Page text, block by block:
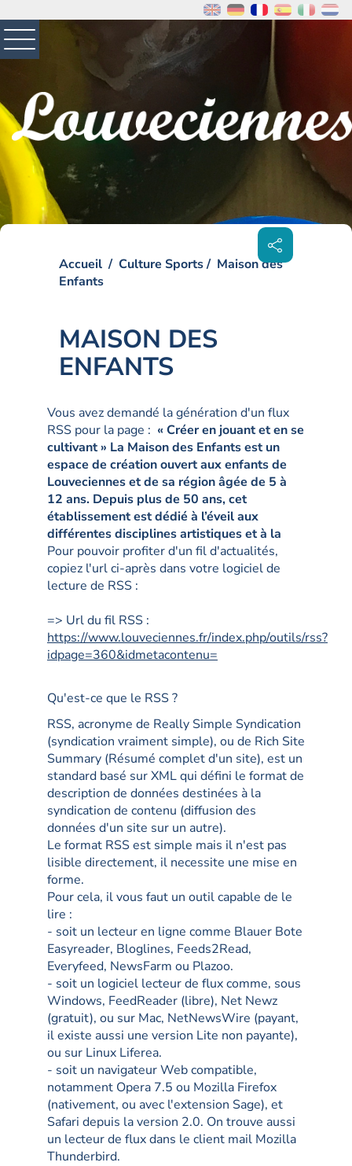
MENU
PRINCIPAL
Visiter la page accueil du site de Louveciennes
Accueil Culture Sports
Maison des
Enfants
Partager
sur les
réseaux
sociaux
MAISON DES
ENFANTS
Vous avez demandé la génération d'un flux
RSS pour la page : « Créer en jouant et en se
cultivant » La Maison des Enfants est un
espace de création ouvert aux enfants de
Louveciennes et de sa région âgée de 5 à
12 ans. Depuis plus de 50 ans, cet
établissement est dédié à l’éveil aux
différentes disciplines artistiques et à la
Pour pouvoir profiter d'un fil d'actualités,
copiez l'url ci-après dans votre logiciel de
lecture de RSS :
=> Url du fil RSS :
https://www.louveciennes.fr/index.php/outils/rss?
idpage=360&idmetacontenu=
Qu'est-ce que le RSS ?
RSS, acronyme de Really Simple Syndication
(syndication vraiment simple), ou de Rich Site
Summary (Résumé complet d'un site), est un
standard basé sur XML qui défini le format de
description de données destinées à la
syndication de contenu (diffusion des
données d'un site sur un autre).
Le format RSS est simple mais il n'est pas
lisible directement, il necessite une mise en
forme.
Pour cela, il vous faut un outil capable de le
lire :
- soit un lecteur en ligne comme Blauer Bote
Easyreader, Bloglines, Feeds2Read,
Everyfeed, NewsFarm ou Plazoo.
- soit un logiciel lecteur de flux comme, sous
Windows, FeedReader (libre), Net Newz
(gratuit), ou sur Mac, NetNewsWire (payant,
il existe aussi une version Lite non payante),
ou sur Linux Liferea.
- soit un navigateur Web compatible,
notamment Opera 7.5 ou Mozilla Firefox
(nativement, ou avec l'extension Sage), et
Safari depuis la version 2.0. On trouve aussi
un lecteur de flux dans le client mail Mozilla
Thunderbird.